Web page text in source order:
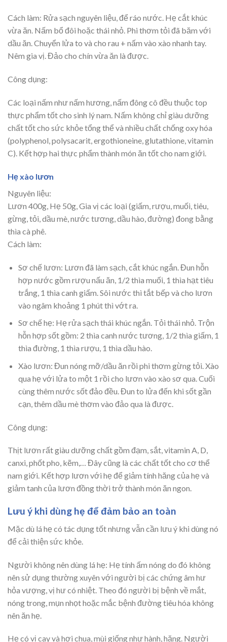
Cách làm: Rửa sạch nguyên liệu, để ráo nước. Hẹ cắt khúc
vừa ăn. Nấm bổ đôi hoặc thái nhỏ. Phi thơm tỏi đã băm với
dầu ăn. Chuyển lửa to và cho rau + nấm vào xào nhanh tay.
Nêm gia vị. Đảo cho chín vừa ăn là được.
Công dụng:
Các loại nấm như nấm hương, nấm đông cô đều thuộc top
thực phẩm tốt cho sinh lý nam. Nấm không chỉ giàu dưỡng
chất tốt cho sức khỏe tổng thể và nhiều chất chống oxy hóa
(polyphenol, polysacarit, ergothioneine, glutathione, vitamin
C). Kết hợp hai thực phẩm thành món ăn tốt cho nam giới.
Hẹ xào lươn
Nguyên liệu:
Lươn 400g, Hẹ 50g, Gia vị các loại (giấm, rượu, muối, tiêu,
gừng, tỏi, dầu mè, nước tương, dầu hào, đường) đong bằng
thìa cà phê.
Cách làm:
Sơ chế lươn: Lươn đã làm sạch, cắt khúc ngắn. Đun hỗn
hợp nước gồm rượu nấu ăn, 1/2 thìa muối, 1 thìa hạt tiêu
trắng, 1 thìa canh giấm. Sôi nước thì tắt bếp và cho lươn
vào ngâm khoảng 1 phút thì vớt ra.
Sơ chế hẹ: Hẹ rửa sạch thái khúc ngắn. Tỏi thái nhỏ. Trộn
hỗn hợp sốt gồm: 2 thìa canh nước tương, 1/2 thìa giấm, 1
thìa đường, 1 thìa rượu, 1 thìa dầu hào.
Xào lươn: Đun nóng mỡ/dầu ăn rồi phi thơm gừng tỏi. Xào
qua hẹ với lửa to một 1 rồi cho lươn vào xào sơ qua. Cuối
cùng thêm nước sốt đảo đều. Đun to lửa đến khi sốt gần
cạn, thêm dầu mè thơm vào đảo qua là được.
Công dụng:
Thịt lươn rất giàu dưỡng chất gồm đạm, sắt, vitamin A, D,
canxi, phốt pho, kẽm,… Đây cũng là các chất tốt cho cơ thể
nam giới. Kết hợp lươn với hẹ để giảm tính hăng của hẹ và
giảm tanh của lươn đồng thời trở thành món ăn ngon.
Lưu ý khi dùng hẹ để đảm bảo an toàn
Mặc dù lá hẹ có tác dụng tốt nhưng vẫn cần lưu ý khi dùng nó
để cải thiện sức khỏe.
Người không nên dùng lá hẹ: Hẹ tính ấm nóng do đó không
nên sử dụng thường xuyên với người bị các chứng âm hư
hỏa vượng, vị hư có nhiệt. Theo đó người bị bệnh về mắt,
nóng trong, mụn nhọt hoặc mắc bệnh đường tiêu hóa không
nên ăn hẹ.
Hẹ có vị cay và hơi chua, mùi giống như hành, hăng. Người